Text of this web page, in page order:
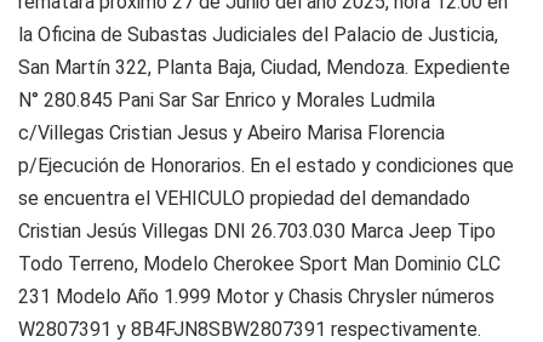
la Oficina de Subastas Judiciales del Palacio de Justicia,
San Martín 322, Planta Baja, Ciudad, Mendoza. Expediente
N° 280.845 Pani Sar Sar Enrico y Morales Ludmila
c/Villegas Cristian Jesus y Abeiro Marisa Florencia
p/Ejecución de Honorarios. En el estado y condiciones que
se encuentra el VEHICULO propiedad del demandado
Cristian Jesús Villegas DNI 26.703.030 Marca Jeep Tipo
Todo Terreno, Modelo Cherokee Sport Man Dominio CLC
231 Modelo Año 1.999 Motor y Chasis Chrysler números
W2807391 y 8B4FJN8SBW2807391 respectivamente.